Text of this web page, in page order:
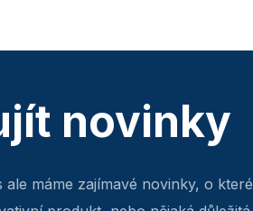
novinky
máme zajímavé novinky, o které